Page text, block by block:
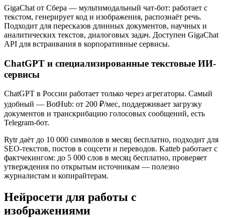
GigaChat от Сбера — мультимодальный чат-бот: работает с
текстом, генерирует код и изображения, распознаёт речь.
Подходит для пересказов длинных документов, научных и
аналитических текстов, диалоговых задач. Доступен GigaChat
API для встраивания в корпоративные сервисы.
ChatGPT и специализированные текстовые ИИ-
сервисы
ChatGPT в России работает только через агрегаторы. Самый
удобный — BotHub: от 200 ₽/мес, поддерживает загрузку
документов и транскрибацию голосовых сообщений, есть
Telegram-бот.
Rytr даёт до 10 000 символов в месяц бесплатно, подходит для
SEO-текстов, постов в соцсети и переводов. Katteb работает с
фактчекингом: до 5 000 слов в месяц бесплатно, проверяет
утверждения по открытым источникам — полезно
журналистам и копирайтерам.
Нейросети для работы с
изображениями